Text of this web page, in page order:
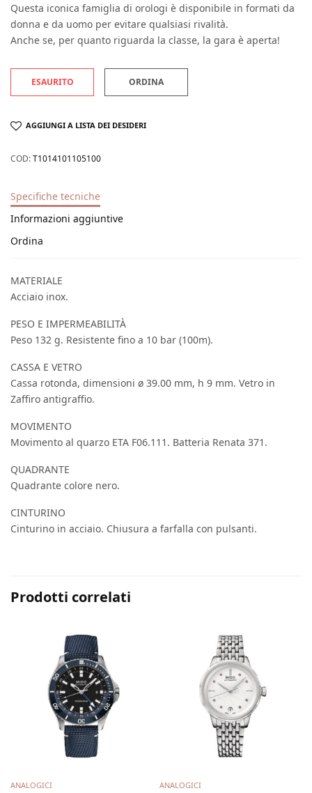
Questa iconica famiglia di orologi è disponibile in formati da
donna e da uomo per evitare qualsiasi rivalità.
Anche se, per quanto riguarda la classe, la gara è aperta!
ESAURITO ORDINA
AGGIUNGI A LISTA DEI DESIDERI
COD:T1014101105100
Specifiche tecniche
Informazioni aggiuntive
Ordina
MATERIALE
Acciaio inox.
PESO E IMPERMEABILITÀ
Peso 132 g. Resistente fino a 10 bar (100m).
CASSA E VETRO
Cassa rotonda, dimensioni ø 39.00 mm, h 9 mm. Vetro in
Zaffiro antigraffio.
MOVIMENTO
Movimento al quarzo ETA F06.111. Batteria Renata 371.
QUADRANTE
Quadrante colore nero.
CINTURINO
Cinturino in acciaio. Chiusura a farfalla con pulsanti.
Prodotti correlati
Aggiungi al carrello
ANALOGICI Aggiungi al carrello
ANALOGICI